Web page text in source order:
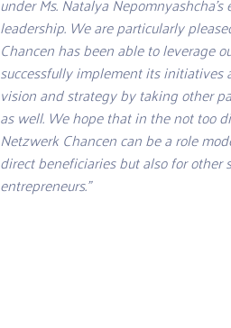
leadership. We are particularly
Chancen has been able to leverage
successfully implement its initiatives
vision and strategy by taking other
as well. We hope that in the not too
Netzwerk Chancen can be a role
direct beneficiaries but also for other
entrepreneurs."